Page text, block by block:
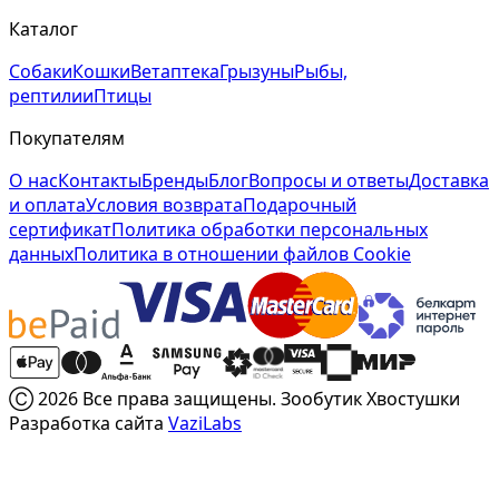
Каталог
СобакиКошкиВетаптекаГрызуныРыбы,
рептилииПтицы
Покупателям
О насКонтактыБрендыБлогВопросы и ответыДоставка
и оплатаУсловия возвратаПодарочный
сертификатПолитика обработки персональных
данныхПолитика в отношении файлов Cookie
Ⓒ 2026 Все права защищены. Зообутик Хвостушки
Разработка сайта VaziLabs